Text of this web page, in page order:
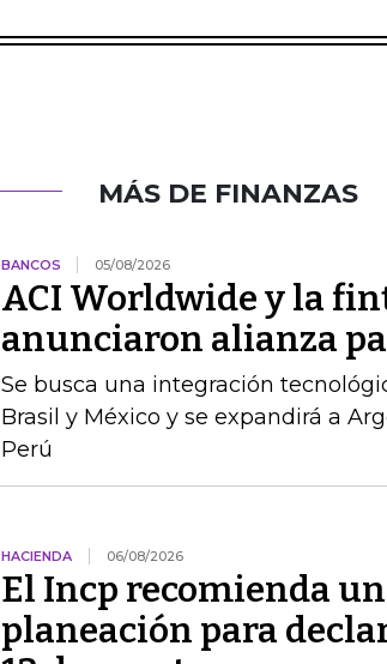
MÁS DE FINANZAS
BANCOS 05/08/2026
ACI Worldwide y la
anunciaron alianza
Se busca una integración
Brasil y México y se expandirá a
Perú
HACIENDA 06/08/2026
El Incp recomienda
planeación para